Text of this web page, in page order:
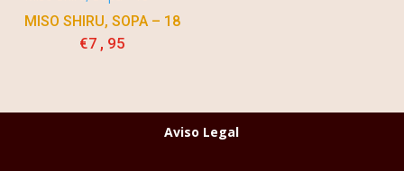
MISO SHIRU, SOPA – 18
€7,95
Aviso Legal